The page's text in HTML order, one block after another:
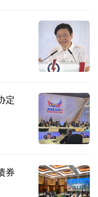
定
券